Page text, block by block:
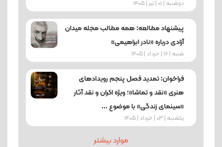
دوشنبه | 01 | تیر | 1405
پیشنهاد مطالعه: همه مطالب مجله میدان
آزادی درباره «نادر ابراهیمی»
شنبه | 16 | خرداد | 1405
فراخوان: تمدید فصل پنجم رویدادهای
هنری «نقد و تماشا»؛ ویژه اکران و نقد آثار
«سینمای زندگی» با موضوع ...
یکشنبه | 03 | خرداد | 1405
موارد بیشتر